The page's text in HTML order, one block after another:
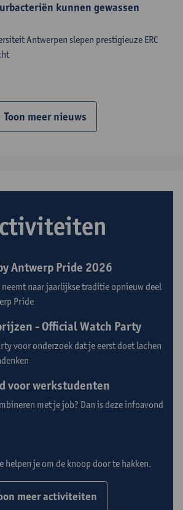
kunnen gewassen
Antwerpen slepen prestigieuze ERC
Toon meer nieuws
Antwerp Pride 2026
neemt naar jaarlijkse traditie opnieuw deel
Pride
- Official Watch Party
voor onderzoek dat je eerst doet lachen
voor werkstudenten
met je job? Dan is deze infoavond
helpen je om de knoop door te hakken.
meer activiteiten